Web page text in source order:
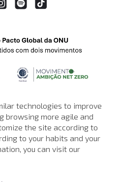
technologies to improve
browsing more agile and
the site according to
to your habits and your
you can visit our
os direitos reservados. A Loja de
de corrigir ou alterar informações